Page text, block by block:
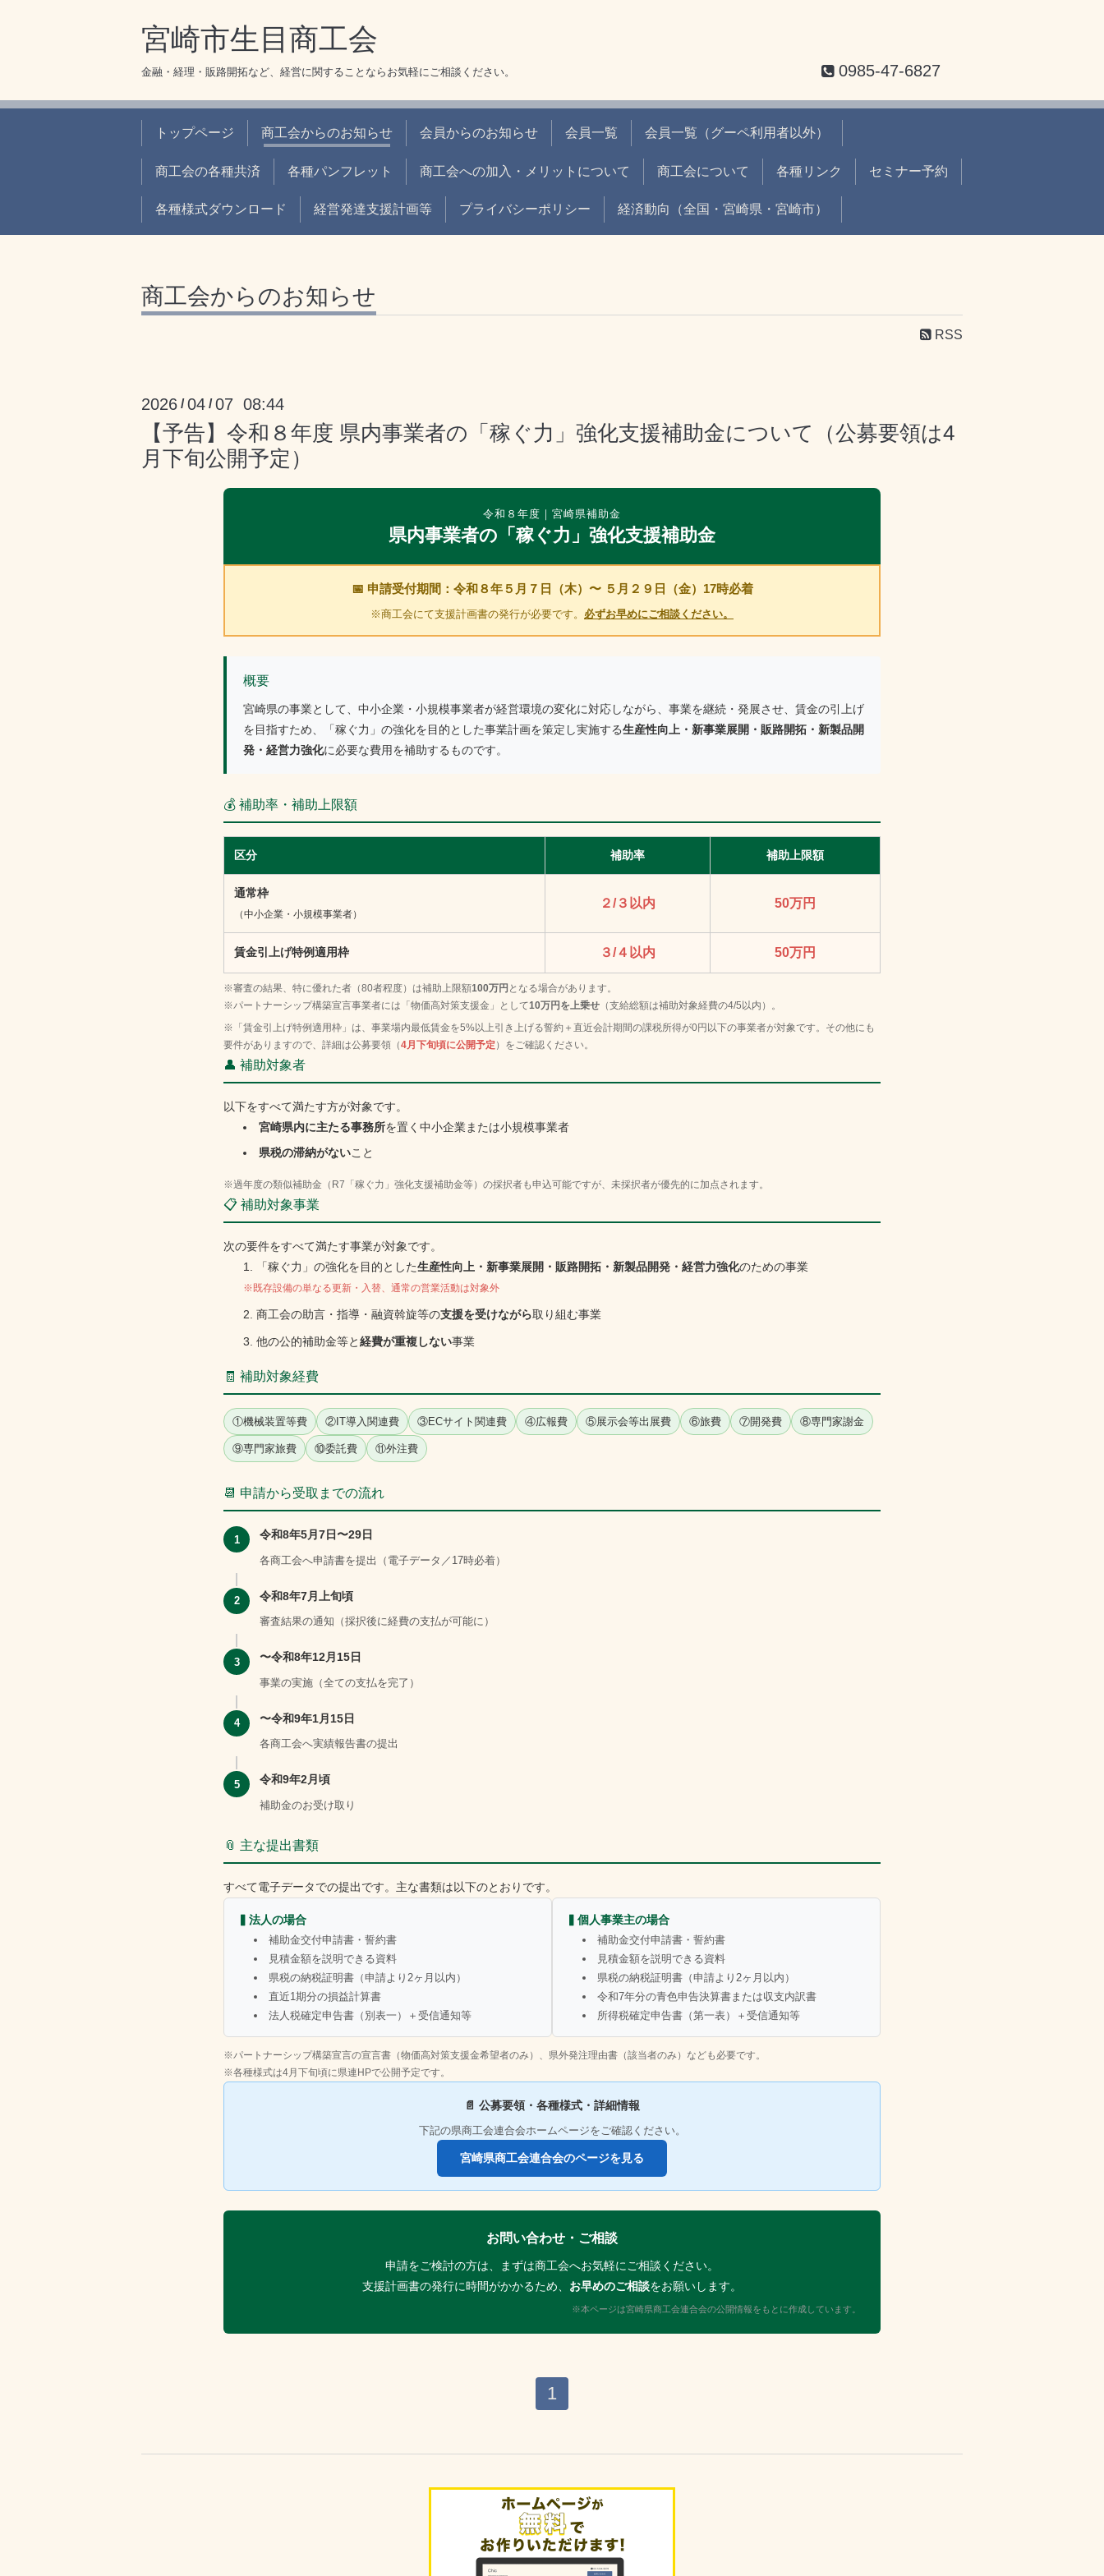
宮崎市生目商工会
金融・経理・販路開拓など、経営に関することならお気軽にご相談ください。 0985-47-6827
トップページ 商工会からのお知らせ 会員からのお知らせ 会員一覧 会員一覧（グーペ利用者以外）
商工会の各種共済 各種パンフレット 商工会への加入・メリットについて 商工会について 各種リンク セミナー予約
各種様式ダウンロード 経営発達支援計画等 プライバシーポリシー 経済動向（全国・宮崎県・宮崎市）
商工会からのお知らせ
RSS
2026 /04 /07 08:44
【予告】令和８年度 県内事業者の「稼ぐ力」強化支援補助金について（公募要領は4
月下旬公開予定）
令和８年度｜宮崎県補助金
県内事業者の「稼ぐ力」強化支援補助金
📅 申請受付期間：令和８年５月７日（木）〜 ５月２９日（金）17時必着
※商工会にて支援計画書の発行が必要です。 必ずお早めにご相談ください。
概要
宮崎県の事業として、中小企業・小規模事業者が経営環境の変化に対応しながら、事業を継続・発展させ、賃金の引上げ
を目指すため、「稼ぐ力」の強化を目的とした事業計画を策定し実施する生産性向上・新事業展開・販路開拓・新製品開
発・経営力強化に必要な費用を補助するものです。
💰 補助率・補助上限額
区分 補助率 補助上限額
通常枠
（中小企業・小規模事業者）
２/３以内 50万円
賃金引上げ特例適用枠 ３/４以内 50万円
※審査の結果、特に優れた者（80者程度）は補助上限額100万円 となる場合があります。
※パートナーシップ構築宣言事業者には「物価高対策支援金」として10万円を上乗せ （支給総額は補助対象経費の4/5以内）。
※「賃金引上げ特例適用枠」は、事業場内最低賃金を5%以上引き上げる誓約＋直近会計期間の課税所得が0円以下の事業者が対象です。その他にも
要件がありますので、詳細は公募要領（4月下旬頃に公開予定）をご確認ください。
👤 補助対象者
以下をすべて満たす方が対象です。
宮崎県内に主たる事務所を置く中小企業または小規模事業者
県税の滞納がないこと
※過年度の類似補助金（R7「稼ぐ力」強化支援補助金等）の採択者も申込可能ですが、未採択者が優先的に加点されます。
📋 補助対象事業
次の要件をすべて満たす事業が対象です。
「稼ぐ力」の強化を目的とした生産性向上・新事業展開・販路開拓・新製品開発・経営力強化のための事業
※既存設備の単なる更新・入替、通常の営業活動は対象外
商工会の助言・指導・融資斡旋等の支援を受けながら取り組む事業
他の公的補助金等と経費が重複しない事業
🧾 補助対象経費
①機械装置等費 ②IT導入関連費 ③ECサイト関連費 ④広報費 ⑤展示会等出展費 ⑥旅費 ⑦開発費 ⑧専門家謝金
⑨専門家旅費 ⑩委託費 ⑪外注費
📆 申請から受取までの流れ
1 令和8年5月7日〜29日
各商工会へ申請書を提出（電子データ／17時必着）
2 令和8年7月上旬頃
審査結果の通知（採択後に経費の支払が可能に）
3 〜令和8年12月15日
事業の実施（全ての支払を完了）
4 〜令和9年1月15日
各商工会へ実績報告書の提出
5 令和9年2月頃
補助金のお受け取り
📎 主な提出書類
すべて電子データでの提出です。主な書類は以下のとおりです。
▍法人の場合
補助金交付申請書・誓約書
見積金額を説明できる資料
県税の納税証明書（申請より2ヶ月以内）
直近1期分の損益計算書
法人税確定申告書（別表一）＋受信通知等
▍個人事業主の場合
補助金交付申請書・誓約書
見積金額を説明できる資料
県税の納税証明書（申請より2ヶ月以内）
令和7年分の青色申告決算書または収支内訳書
所得税確定申告書（第一表）＋受信通知等
※パートナーシップ構築宣言の宣言書（物価高対策支援金希望者のみ）、県外発注理由書（該当者のみ）なども必要です。
※各種様式は4月下旬頃に県連HPで公開予定です。
📄 公募要領・各種様式・詳細情報
下記の県商工会連合会ホームページをご確認ください。
宮崎県商工会連合会のページを見る
お問い合わせ・ご相談
申請をご検討の方は、まずは商工会へお気軽にご相談ください。
支援計画書の発行に時間がかかるため、 お早めのご相談をお願いします。
※本ページは宮崎県商工会連合会の公開情報をもとに作成しています。
1